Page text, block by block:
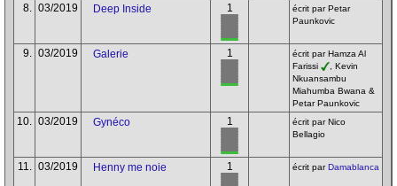
8. 03/2019 Deep Inside 1
écrit par Petar
Paunkovic
9. 03/2019 Galerie 1
écrit par Hamza Al
Farissi
, Kevin
Nkuansambu
Miahumba Bwana &
Petar Paunkovic
10. 03/2019 Gynéco 1
écrit par Nico
Bellagio
11. 03/2019 Henny me noie 1 écrit parDamablanca